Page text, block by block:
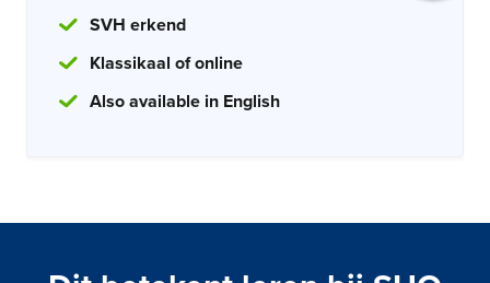
SVH erkend
Klassikaal of online
Also available in English